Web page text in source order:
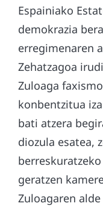
Espainiako
demokrazia
erregimenaren
Zehatzagoa
Zuloaga
konbentzitua
bati atzera
diozula esatea,
geratzen
Zuloagaren